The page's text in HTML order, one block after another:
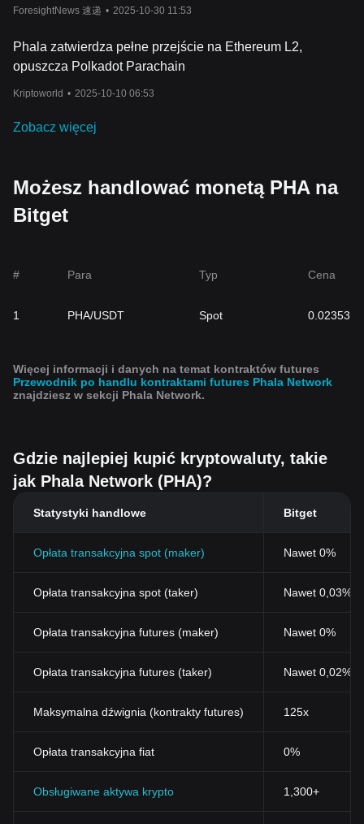
ForesightNews 速递 • 2025-10-30 11:53
Phala zatwierdza pełne przejście na Ethereum L2,
opuszcza Polkadot Parachain
Kriptoworld • 2025-10-10 06:53
Zobacz więcej
Możesz handlować monetą PHA na
Bitget
# Para Typ Cena
1 PHA/USDT Spot 0.02353
Więcej informacji i danych na temat kontraktów futures
Przewodnik po handlu kontraktami futures Phala Network
znajdziesz w sekcji Phala Network.
Gdzie najlepiej kupić kryptowaluty, takie
jak Phala Network (PHA)?
Statystyki handlowe Bitget
Opłata transakcyjna spot (maker) Nawet 0%
Opłata transakcyjna spot (taker) Nawet 0,03%
Opłata transakcyjna futures (maker) Nawet 0%
Opłata transakcyjna futures (taker) Nawet 0,02%
Maksymalna dźwignia (kontrakty futures) 125x
Opłata transakcyjna fiat 0%
Obsługiwane aktywa krypto 1,300+